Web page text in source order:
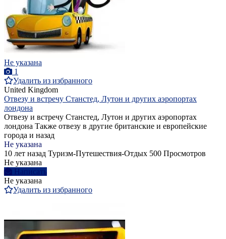
Не указана
1
Удалить из избранного
United Kingdom
Отвезу и встречу Станстед, Лутон и других аэропортах
лондона
Отвезу и встречу Станстед, Лутон и других аэропортах
лондона Также отвезу в другие британские и европейские
города и назад
Не указана
10 лет назад Туризм-Путешествия-Отдых 500 Просмотров
Не указана
Написать
Не указана
Удалить из избранного